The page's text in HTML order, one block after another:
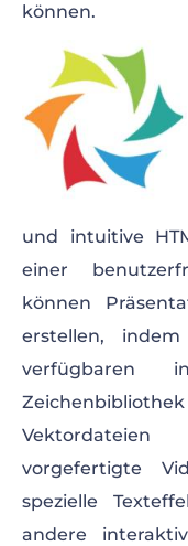
können.
und intuitive
einer
können
erstellen,
verfügbaren
vorgefertigte
spezielle
andere